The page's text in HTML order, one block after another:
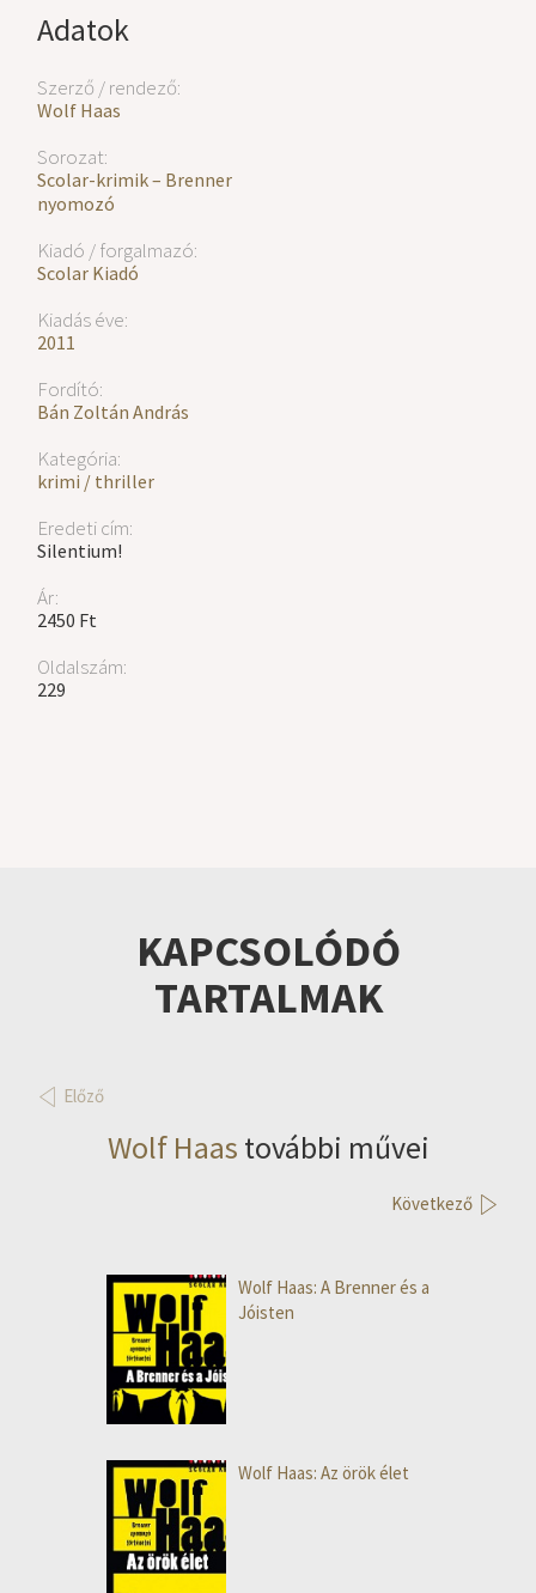
Adatok
Szerző / rendező:
Wolf Haas
Sorozat:
Scolar-krimik – Brenner
nyomozó
Kiadó / forgalmazó:
Scolar Kiadó
Kiadás éve:
2011
Fordító:
Bán Zoltán András
Kategória:
krimi / thriller
Eredeti cím:
Silentium!
Ár:
2450 Ft
Oldalszám:
229
KAPCSOLÓDÓ
TARTALMAK
Előző
Wolf Haas további művei
Következő
Wolf Haas: A Brenner és a
Jóisten
Wolf Haas: Az örök élet